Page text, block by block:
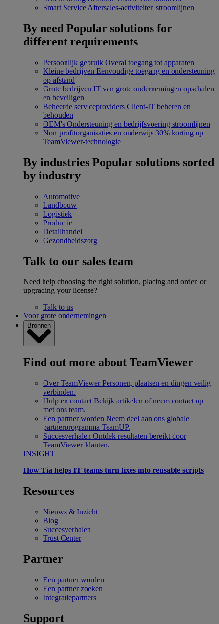
Smart Service Aftersales-activiteiten stroomlijnen
By need Popular solutions for
different requirements
Persoonlijk gebruik Overal toegang tot apparaten
Kleine bedrijven Eenvoudige toegang en ondersteuning
op afstand
Grote bedrijven IT van grote ondernemingen opschalen
en beveiligen
Beheerde serviceproviders Client-IT beheren en
behouden
OEM's Ondersteuning en bedrijfsvoering stroomlijnen
Non-profitorganisaties en onderwijs 30% korting op
TeamViewer-technologie
By industries Popular solutions sorted
by industry
Automotive
Landbouw
Logistiek
Productie
Detailhandel
Gezondheidszorg
Talk to our sales team
Need help choosing the right solution, placing and order, or
upgrading your license?
Talk to us
Voor grote ondernemingen
Bronnen
Find out more about TeamViewer
Over TeamViewer Personen, plaatsen en dingen veilig
verbinden.
Hulp en contact Bekijk artikelen of neem contact op
met ons team.
Een partner worden Neem deel aan ons globale
partnerprogramma TeamUP.
Succesverhalen Ontdek resultaten bereikt door
TeamViewer-klanten.
INSIGHT
How Tia helps IT teams turn fixes into reusable scripts
Resources
Nieuws & Inzicht
Blog
Succesverhalen
Trust Center
Partner
Een partner worden
Een partner zoeken
Integratiepartners
Support